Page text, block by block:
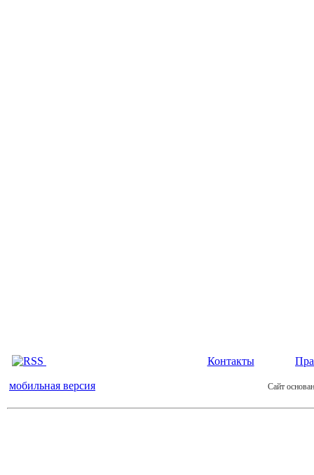
Контакты
мобильная версия Сайт